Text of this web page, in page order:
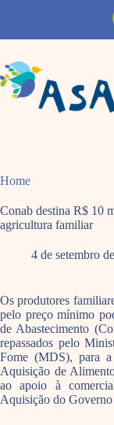
Home
Conab destina R$ 10
agricultura familiar
4 de setembro
Os produtores
pelo preço mínimo
de Abastecimento
repassados pelo
Fome (MDS), para
Aquisição de
ao apoio à
Aquisição do